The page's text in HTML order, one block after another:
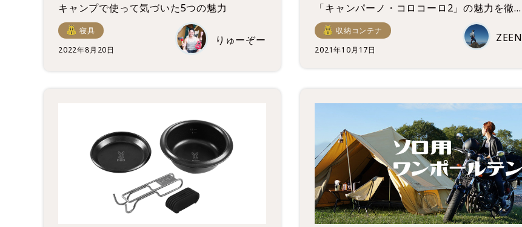
キャンプで使って気づいた5つの魅力
寝具
2022年8月20日
りゅーぞー
「キャンパーノ・コロコーロ2」の魅力を徹
底紹介！
収納コンテナ
2021年10月17日
ZEEN